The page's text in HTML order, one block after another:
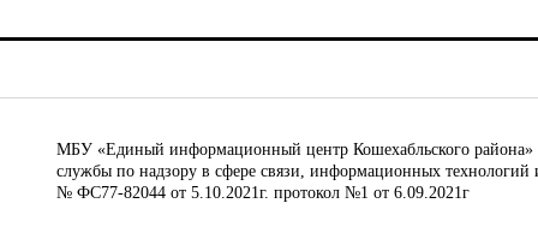
МБУ «Единый информационный центр Кошехабльского района»
службы по надзору в сфере связи, информационных
№ ФС77-82044 от 5.10.2021г. протокол №1 от 6.09.2021г